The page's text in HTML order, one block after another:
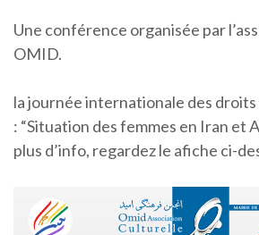
Une conférence organisée par
OMID.
la journée internationale des droits
: “Situation des femmes en Iran et
plus d’info, regardez le afiche ci-